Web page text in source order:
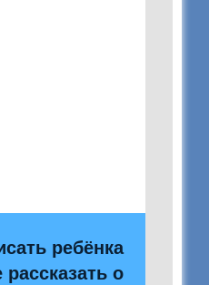
ребёнка
о